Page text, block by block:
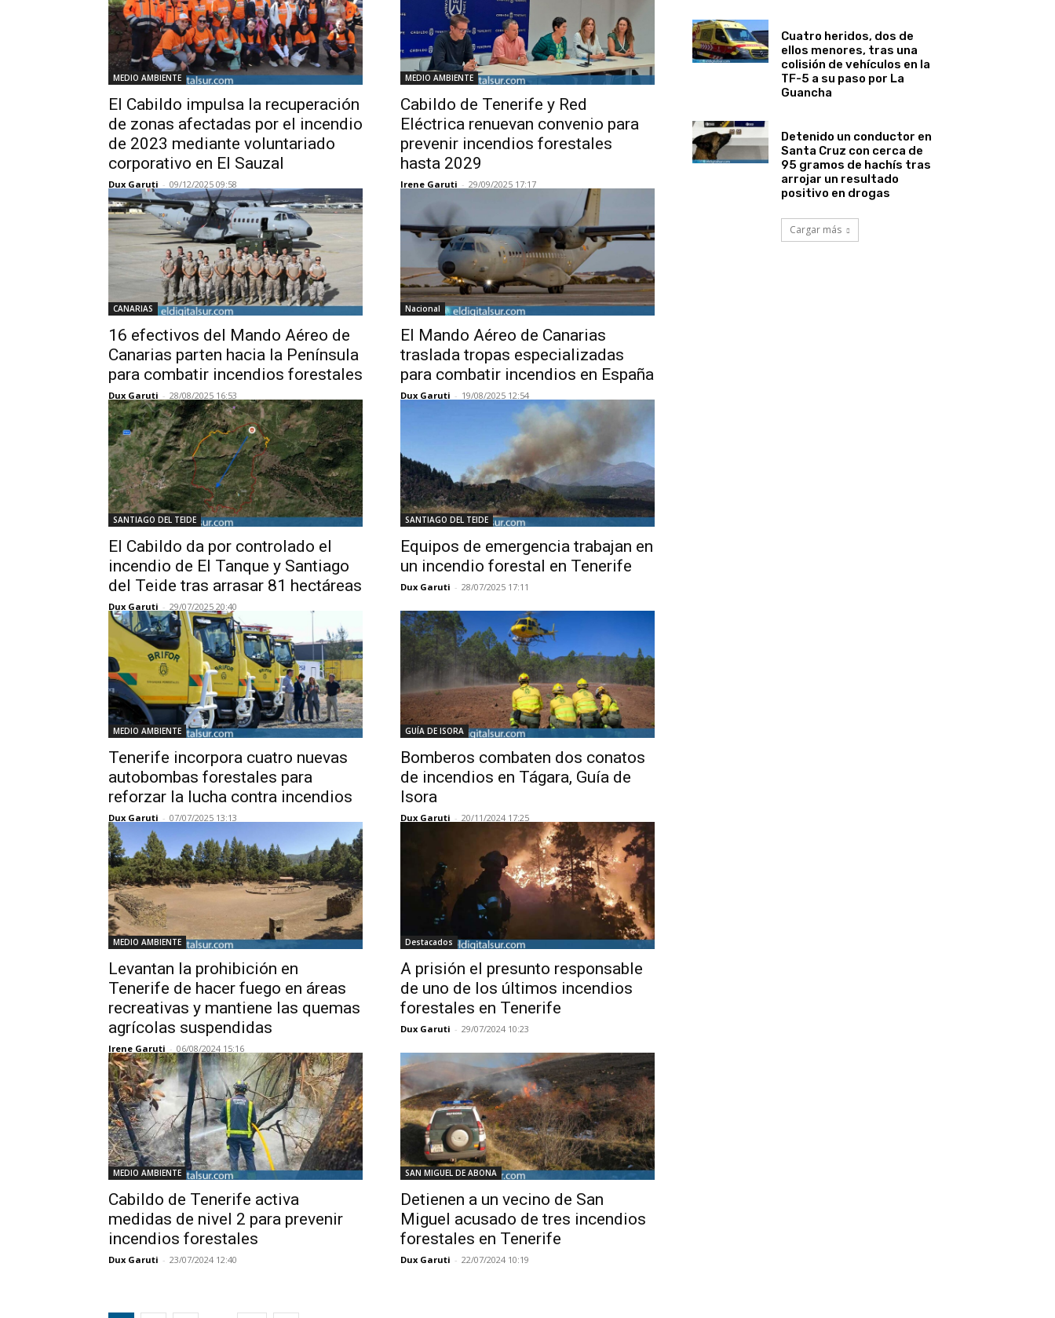
MEDIO AMBIENTE
El Cabildo impulsa la recuperación
de zonas afectadas por el incendio
de 2023 mediante voluntariado
corporativo en El Sauzal
Dux Garuti - 09/12/2025 09:58
MEDIO AMBIENTE
Cabildo de Tenerife y Red
Eléctrica renuevan convenio para
prevenir incendios forestales
hasta 2029
Irene Garuti - 29/09/2025 17:17
CANARIAS
16 efectivos del Mando Aéreo de
Canarias parten hacia la Península
para combatir incendios forestales
Dux Garuti - 28/08/2025 16:53
Nacional
El Mando Aéreo de Canarias
traslada tropas especializadas
para combatir incendios en España
Dux Garuti - 19/08/2025 12:54
SANTIAGO DEL TEIDE
El Cabildo da por controlado el
incendio de El Tanque y Santiago
del Teide tras arrasar 81 hectáreas
Dux Garuti - 29/07/2025 20:40
SANTIAGO DEL TEIDE
Equipos de emergencia trabajan en
un incendio forestal en Tenerife
Dux Garuti - 28/07/2025 17:11
MEDIO AMBIENTE
Tenerife incorpora cuatro nuevas
autobombas forestales para
reforzar la lucha contra incendios
Dux Garuti - 07/07/2025 13:13
GUÍA DE ISORA
Bomberos combaten dos conatos
de incendios en Tágara, Guía de
Isora
Dux Garuti - 20/11/2024 17:25
MEDIO AMBIENTE
Levantan la prohibición en
Tenerife de hacer fuego en áreas
recreativas y mantiene las quemas
agrícolas suspendidas
Irene Garuti - 06/08/2024 15:16
Destacados
A prisión el presunto responsable
de uno de los últimos incendios
forestales en Tenerife
Dux Garuti - 29/07/2024 10:23
MEDIO AMBIENTE
Cabildo de Tenerife activa
medidas de nivel 2 para prevenir
incendios forestales
Dux Garuti - 23/07/2024 12:40
SAN MIGUEL DE ABONA
Detienen a un vecino de San
Miguel acusado de tres incendios
forestales en Tenerife
Dux Garuti - 22/07/2024 10:19
Cuatro heridos, dos de
ellos menores, tras una
colisión de vehículos en la
TF-5 a su paso por La
Guancha
Detenido un conductor en
Santa Cruz con cerca de
95 gramos de hachís tras
arrojar un resultado
positivo en drogas
Cargar más